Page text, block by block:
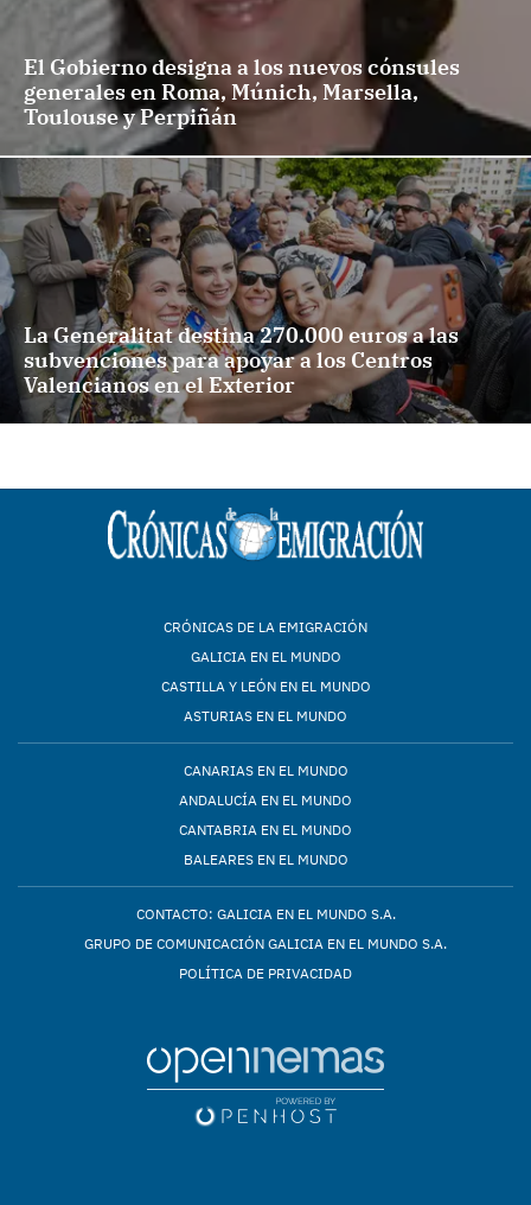
El Gobierno designa a los nuevos cónsules
generales en Roma, Múnich, Marsella,
Toulouse y Perpiñán
La Generalitat destina 270.000 euros a las
subvenciones para apoyar a los Centros
Valencianos en el Exterior
CRÓNICAS DE LA EMIGRACIÓN
GALICIA EN EL MUNDO
CASTILLA Y LEÓN EN EL MUNDO
ASTURIAS EN EL MUNDO
CANARIAS EN EL MUNDO
ANDALUCÍA EN EL MUNDO
CANTABRIA EN EL MUNDO
BALEARES EN EL MUNDO
CONTACTO: GALICIA EN EL MUNDO S.A.
GRUPO DE COMUNICACIÓN GALICIA EN EL MUNDO S.A.
POLÍTICA DE PRIVACIDAD